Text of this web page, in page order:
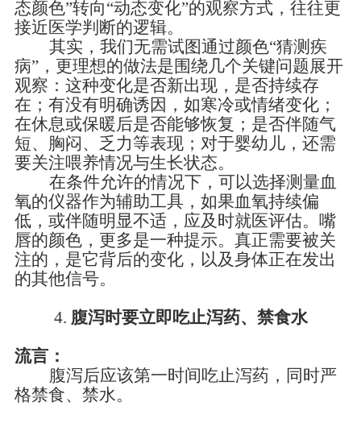
态颜色”转向“动态变化”的观察方式，往往更
接近医学判断的逻辑。
其实，我们无需试图通过颜色“猜测疾
病”，更理想的做法是围绕几个关键问题展开
观察：这种变化是否新出现，是否持续存
在；有没有明确诱因，如寒冷或情绪变化；
在休息或保暖后是否能够恢复；是否伴随气
短、胸闷、乏力等表现；对于婴幼儿，还需
要关注喂养情况与生长状态。
在条件允许的情况下，可以选择测量血
氧的仪器作为辅助工具，如果血氧持续偏
低，或伴随明显不适，应及时就医评估。嘴
唇的颜色，更多是一种提示。真正需要被关
注的，是它背后的变化，以及身体正在发出
的其他信号。
4. 腹泻时要立即吃止泻药、禁食水
流言：
腹泻后应该第一时间吃止泻药，同时严
格禁食、禁水。